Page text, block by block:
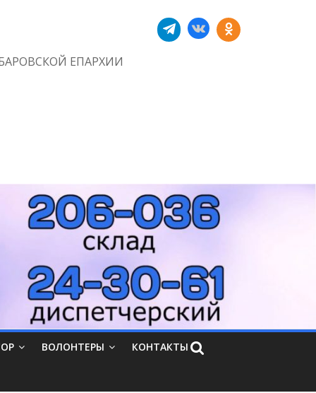
ЕПАРХИИ
ВОЛОНТЕРЫ КОНТАКТЫ